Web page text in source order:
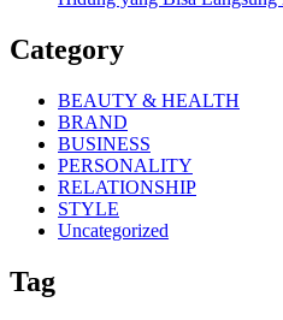
Category
BEAUTY & HEALTH
BRAND
BUSINESS
PERSONALITY
RELATIONSHIP
STYLE
Uncategorized
Tag